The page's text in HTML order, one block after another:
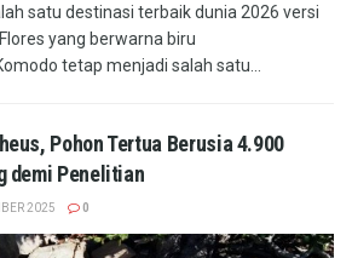
satu destinasi terbaik dunia 2026 versi
yang berwarna biru
tetap menjadi salah satu...
Pohon Tertua Berusia 4.900
demi Penelitian
2025 0